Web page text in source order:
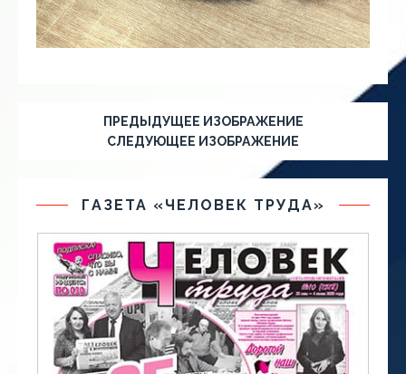
ПРЕДЫДУЩЕЕ ИЗОБРАЖЕНИЕ
СЛЕДУЮЩЕЕ ИЗОБРАЖЕНИЕ
ГАЗЕТА «ЧЕЛОВЕК ТРУДА»